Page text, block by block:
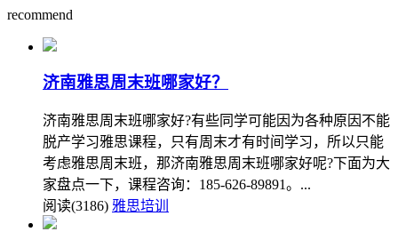
recommend
济南雅思周末班哪家好？
济南雅思周末班哪家好?有些同学可能因为各种原因不能
脱产学习雅思课程，只有周末才有时间学习，所以只能
考虑雅思周末班，那济南雅思周末班哪家好呢?下面为大
家盘点一下，课程咨询：185-626-89891。...
阅读(3186) 雅思培训